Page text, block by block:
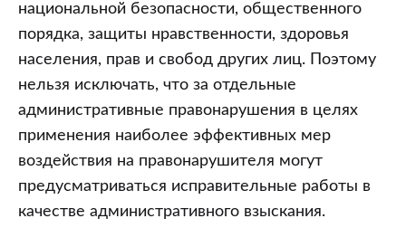
национальной безопасности, общественного
порядка, защиты нравственности, здоровья
населения, прав и свобод других лиц. Поэтому
нельзя исключать, что за отдельные
административные правонарушения в целях
применения наиболее эффективных мер
воздействия на правонарушителя могут
предусматриваться исправительные работы в
качестве административного взыскания.